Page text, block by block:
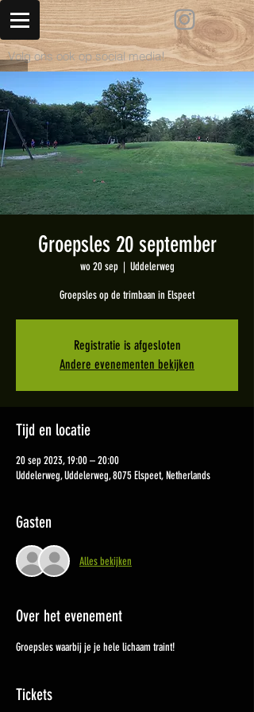
Volg ons ook op social media!
Groepsles 20 september
wo 20 sep
  |
Uddelerweg
Groepsles op de trimbaan in Elspeet
Registratie is afgesloten
Andere evenementen bekijken
Tijd en locatie
20 sep 2023, 19:00 – 20:00
Uddelerweg, Uddelerweg, 8075 Elspeet, Netherlands
Gasten
Alles bekijken
Over het evenement
Groepsles waarbij je je hele lichaam traint!
Tickets